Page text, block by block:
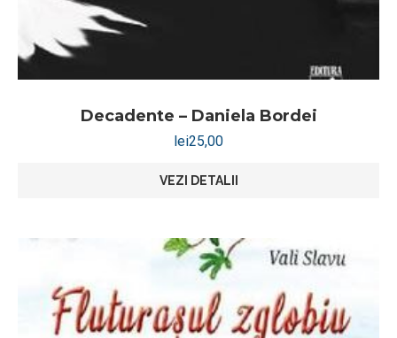
Decadente – Daniela Bordei
lei25,00
VEZI DETALII